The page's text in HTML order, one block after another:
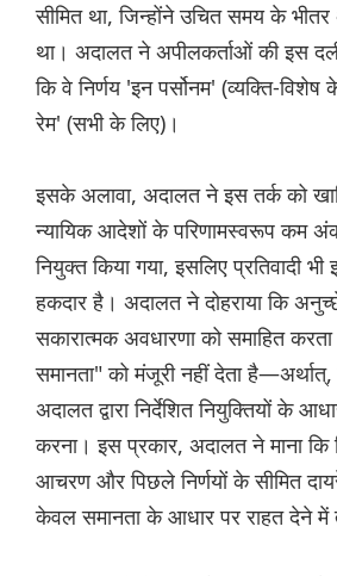
सीमित था, जिन्होंने उचित समय के
था। अदालत ने अपीलकर्ताओं की इस
कि वे निर्णय 'इन पर्सोनम' (व्यक्ति-
रेम' (सभी के लिए)।
इसके अलावा, अदालत ने इस तर्क को
न्यायिक आदेशों के परिणामस्वरूप कम
नियुक्त किया गया, इसलिए प्रतिवादी
हकदार है। अदालत ने दोहराया कि
सकारात्मक अवधारणा को समाहित
समानता" को मंजूरी नहीं देता
अदालत द्वारा निर्देशित नियुक्तियों के
करना। इस प्रकार, अदालत ने माना
आचरण और पिछले निर्णयों के सीमित
केवल समानता के आधार पर राहत देने में